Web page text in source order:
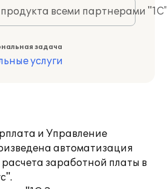
всеми партнерами
задача
услуги
и Управление
автоматизация
расчета заработной платы в